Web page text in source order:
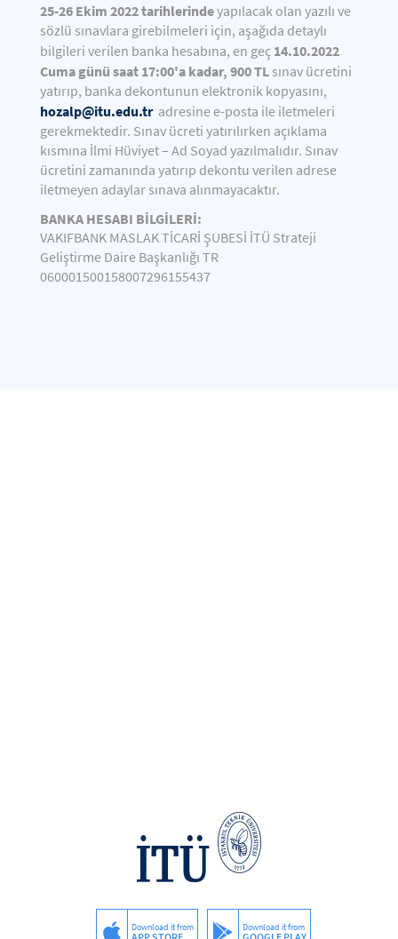
25-26 Ekim 2022 tarihlerindeyapılacak olan yazılı ve
sözlü sınavlara girebilmeleri için, aşağıda detaylı
bilgileri verilen banka hesabına, en geç 14.10.2022
Cuma günü saat 17:00'a kadar, 900 TLsınav ücretini
yatırıp, banka dekontunun elektronik kopyasını,
hozalp@itu.edu.tradresine e-posta ile iletmeleri
gerekmektedir. Sınav ücreti yatırılırken açıklama
kısmına İlmi Hüviyet – Ad Soyad yazılmalıdır. Sınav
ücretini zamanında yatırıp dekontu verilen adrese
iletmeyen adaylar sınava alınmayacaktır.
BANKA HESABI BİLGİLERİ:
VAKIFBANK MASLAK TİCARİ ŞUBESİ İTÜ Strateji
Geliştirme Daire Başkanlığı TR
060001500158007296155437
Download it from Download it from